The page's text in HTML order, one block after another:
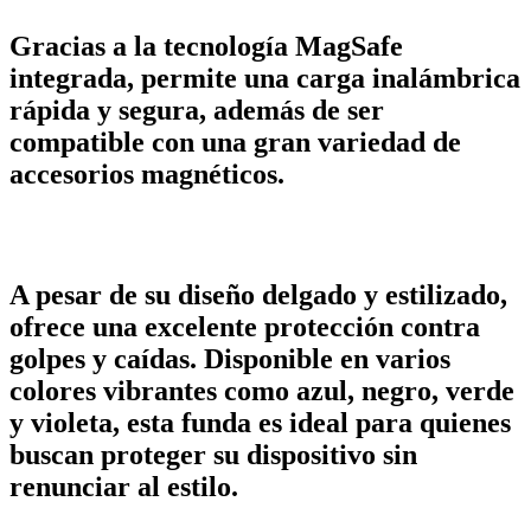
Gracias a la tecnología MagSafe
integrada, permite una carga inalámbrica
rápida y segura, además de ser
compatible con una gran variedad de
accesorios magnéticos.
A pesar de su diseño delgado y estilizado,
ofrece una excelente protección contra
golpes y caídas. Disponible en varios
colores vibrantes como azul, negro, verde
y violeta, esta funda es ideal para quienes
buscan proteger su dispositivo sin
renunciar al estilo.